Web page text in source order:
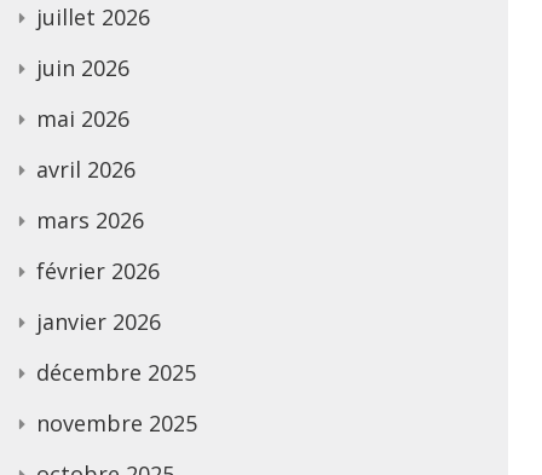
juillet 2026
juin 2026
mai 2026
avril 2026
mars 2026
février 2026
janvier 2026
décembre 2025
novembre 2025